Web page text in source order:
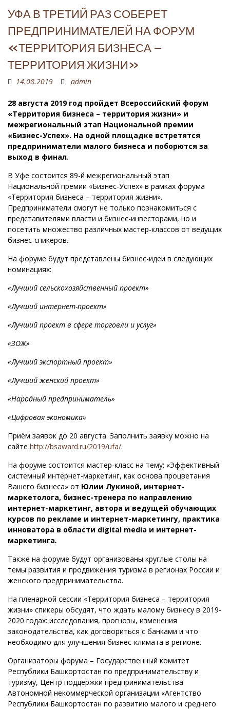
УФА В ТРЕТИЙ РАЗ СОБЕРЕТ
ПРЕДПРИНИМАТЕЛЕЙ НА ФОРУМ
«ТЕРРИТОРИЯ БИЗНЕСА –
ТЕРРИТОРИЯ ЖИЗНИ»
14.08.2019 admin
28 августа 2019 год пройдет Всероссийский форум
«Территория бизнеса – территория жизни» и
межрегиональный этап Национальной премии
«Бизнес-Успех». На одной площадке встретятся
предприниматели малого бизнеса и поборются за
выход в финал.
В Уфе состоится 89-й межрегиональный этап
Национальной премии «Бизнес-Успех» в рамках форума
«Территория бизнеса – территория жизни».
Предприниматели смогут не только познакомиться с
представителями власти и бизнес-инвесторами, но и
посетить множество различных мастер-классов от ведущих
бизнес-спикеров.
На форуме будут представлены бизнес-идеи в следующих
номинациях:
«Лучший сельскохозяйственный проект»
«Лучший интернет-проект»
«Лучший проект в сфере торговли и услуг»
«ЗОЖ»
«Лучший экспортный проект»
«Лучший женский проект»
«Народный предприниматель»
«Цифровая экономика»
Приём заявок до 20 августа. Заполнить заявку можно на
сайте http://bsaward.ru/2019/ufa/.
На форуме состоится мастер-класс на тему: «Эффективный
системный интернет-маркетинг, как основа процветания
Вашего бизнеса» от Юлии Лукиной, интернет-
маркетолога, бизнес-тренера по направлению
интернет-маркетинг, автора и ведущей обучающих
курсов по рекламе и интернет-маркетингу, практика
инноватора в области digital media и интернет-
маркетинга.
Также на форуме будут организованы круглые столы на
темы развития и продвижения туризма в регионах России и
женского предпринимательства.
На пленарной сессии «Территория бизнеса – территория
жизни» спикеры обсудят, что ждать малому бизнесу в 2019-
2020 годах: исследования, прогнозы, изменения
законодательства, как договориться с банками и что
необходимо для улучшения бизнес-климата в регионе.
Организаторы форума – Государственный комитет
Республики Башкортостан по предпринимательству и
туризму, Центр поддержки предпринимательства
Автономной некоммерческой организации «Агентство
Республики Башкортостан по развитию малого и среднего